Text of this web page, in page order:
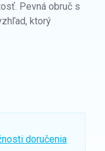
Pevná obruč s
ktorý
doručenia